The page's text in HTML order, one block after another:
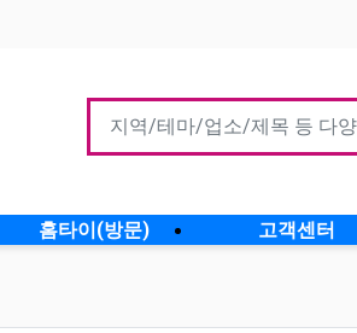
홈타이(방문) 고객센터